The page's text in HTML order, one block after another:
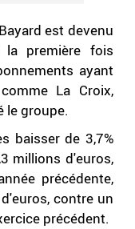
est devenu
la première fois
ayant
La Croix,
le groupe.
baisser de 3,7%
millions d'euros,
précédente,
contre un
précédent.